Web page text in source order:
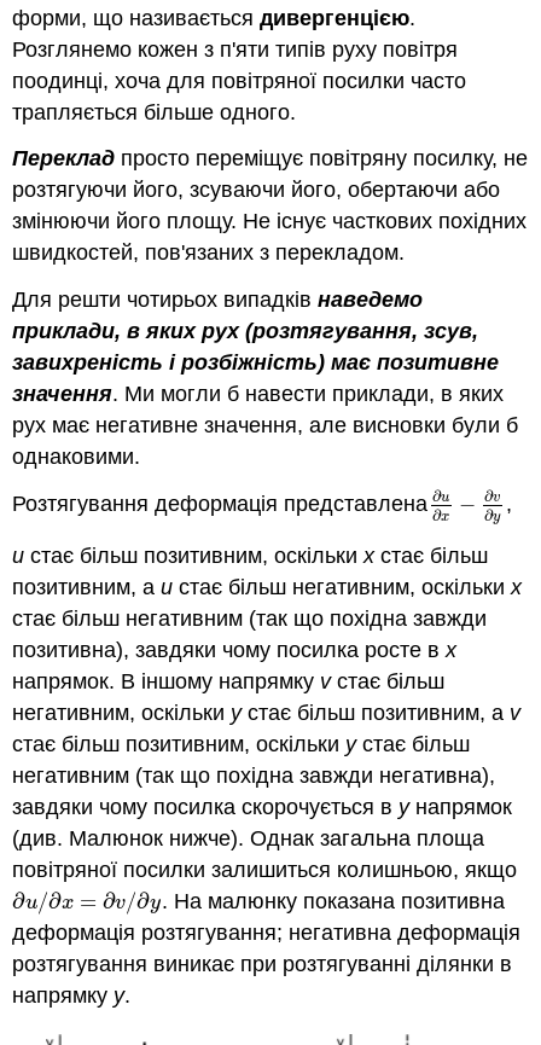
форми, що називаєтьсядивергенцією.
Розглянемо кожен з п'яти типів руху повітря
поодинці, хоча для повітряної посилки часто
трапляється більше одного.
Переклад просто переміщує повітряну посилку, не
розтягуючи його, зсуваючи його, обертаючи або
змінюючи його площу. Не існує часткових похідних
швидкостей, пов'язаних з перекладом.
Для решти чотирьох випадківнаведемо
приклади, в яких рух (розтягування, зсув,
завихреність і розбіжність) має позитивне
значення. Ми могли б навести приклади, в яких
рух має негативне значення, але висновки були б
однаковими.
Розтягування деформація представлена ∂u
∂x − ∂v
∂y
∂u∂x−∂v∂,
u стає більш позитивним, оскількихстає більш
позитивним, аu стає більш негативним, оскільких
стає більш негативним (так що похідна завжди
позитивна), завдяки чому посилка росте вx
напрямок. В іншому напрямку vстає більш
негативним, оскільки yстає більш позитивним, а v
стає більш позитивним, оскільки yстає більш
негативним (так що похідна завжди негативна),
завдяки чому посилка скорочується в yнапрямок
(див. Малюнок нижче). Однак загальна площа
повітряної посилки залишиться колишньою, якщо
∂u/∂x = ∂v/∂y
∂u/∂x= ∂v /∂y
. На малюнку показана позитивна
деформація розтягування; негативна деформація
розтягування виникає при розтягуванні ділянки в
напрямку y.